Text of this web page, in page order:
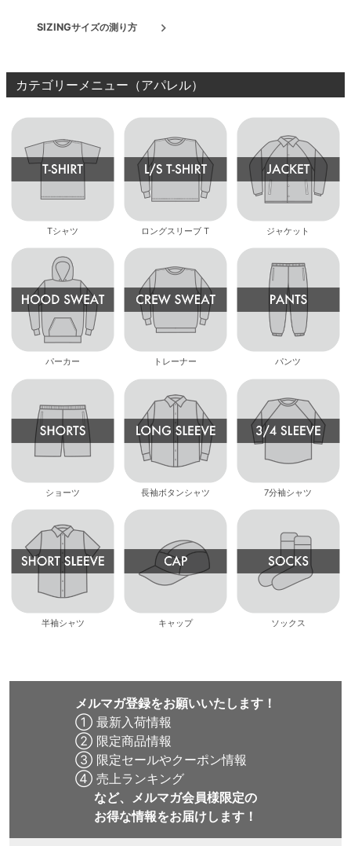
SIZINGサイズの測り方
カテゴリーメニュー（アパレル）
Tシャツ ロングスリーブ T ジャケット
パーカー トレーナー パンツ
ショーツ 長袖ボタンシャツ 7分袖シャツ
半袖シャツ キャップ ソックス
メルマガ登録をお願いいたします！
① 最新入荷情報
② 限定商品情報
③ 限定セールやクーポン情報
④ 売上ランキング
など、メルマガ会員様限定の
お得な情報をお届けします！